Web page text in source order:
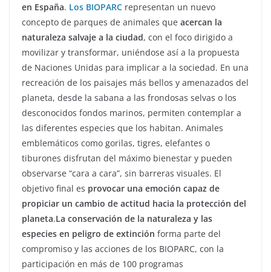
en España. Los BIOPARC representan un nuevo
concepto de parques de animales que acercan la
naturaleza salvaje a la ciudad, con el foco dirigido a
movilizar y transformar, uniéndose así a la propuesta
de Naciones Unidas para implicar a la sociedad. En una
recreación de los paisajes más bellos y amenazados del
planeta, desde la sabana a las frondosas selvas o los
desconocidos fondos marinos, permiten contemplar a
las diferentes especies que los habitan. Animales
emblemáticos como gorilas, tigres, elefantes o
tiburones disfrutan del máximo bienestar y pueden
observarse “cara a cara”, sin barreras visuales. El
objetivo final es provocar una emoción capaz de
propiciar un cambio de actitud hacia la protección del
planeta.La conservación de la naturaleza y las
especies en peligro de extinción forma parte del
compromiso y las acciones de los BIOPARC, con la
participación en más de 100 programas